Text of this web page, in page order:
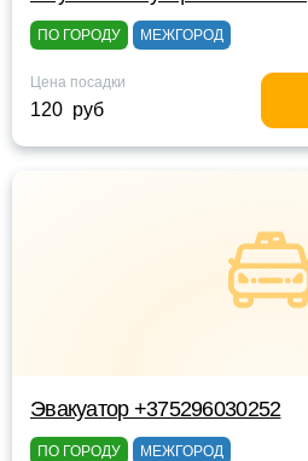
ПО ГОРОДУ МЕЖГОРОД
Цена посадки
120 руб
Эвакуатор +375296030252
ПО ГОРОДУ МЕЖГОРОД